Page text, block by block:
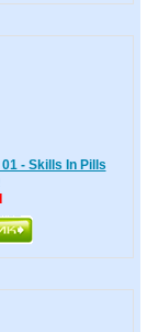
- Skills In Pills